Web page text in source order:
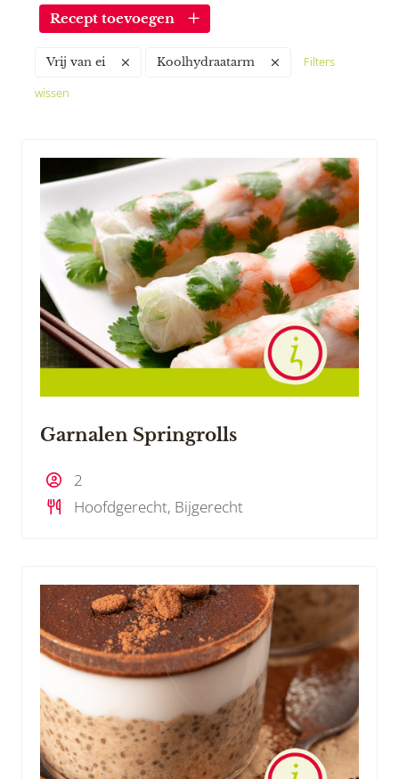
Recept toevoegen
Vrij van ei Koolhydraatarm
Filters
wissen
Garnalen Springrolls
2
Hoofdgerecht, Bijgerecht